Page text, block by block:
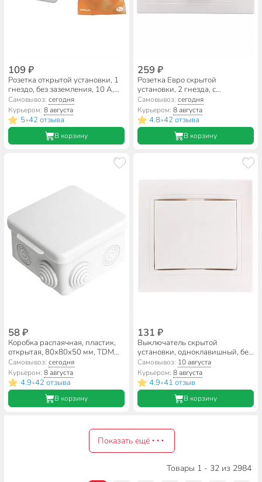
109 ₽
Розетка открытой установки, 1
гнездо, без заземления, 10 А,
IP20, белая, TDM Electric,
Ладога, SQ1801-0013
Самовывоз:сегодня
Курьером:8 августа
5•42 отзыва
В корзину
259 ₽
Розетка Евро скрытой
установки, 2 гнезда, с
заземлением, 16 А, с
защитными шторками,
керамика, белая, TDM Electric,
Таймыр, SQ1814-0018
Самовывоз: сегодня
Курьером: 8 августа
4.8•42 отзыва
В корзину
58 ₽
Коробка распаячная, пластик,
открытая, 80х80х50 мм, TDM
Electric, с крышкой, 7 входов,
IP54, SQ1401-0112
Самовывоз:сегодня
Курьером:8 августа
4.9•42 отзыва
В корзину
131 ₽
Выключатель скрытой
установки, одноклавишный, без
заземления, 10 А, керамика,
белый, TDM Electric, Таймыр,
SQ1814-0001
Самовывоз: 10 августа
Курьером: 8 августа
4.9•41 отзыв
В корзину
Показать ещё
Товары 1 - 32 из 2984